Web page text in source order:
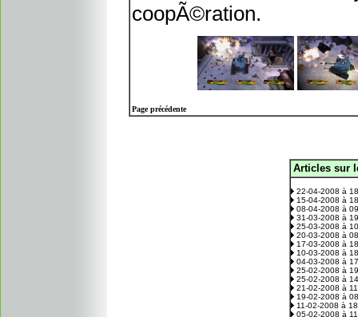
coopÃ©ration.
Page précédente
Articles sur
22-04-2008 à
15-04-2008 à
08-04-2008 à
31-03-2008 à
25-03-2008 à
20-03-2008 à
17-03-2008 à
10-03-2008 à
04-03-2008 à
25-02-2008 à
25-02-2008 à
21-02-2008 à
19-02-2008 à
11-02-2008 à
05-02-2008 à